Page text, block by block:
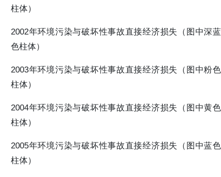
柱体）
2002年环境污染与破坏性事故直接经济损失（图中深蓝
色柱体）
2003年环境污染与破坏性事故直接经济损失（图中粉色
柱体）
2004年环境污染与破坏性事故直接经济损失（图中黄色
柱体）
2005年环境污染与破坏性事故直接经济损失（图中蓝色
柱体）